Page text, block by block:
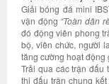
Giải bóng đá mini
vận động “Toàn dân
đó động viên phong
bộ, viên chức, người
tăng cường hoạt động
Trải qua các trận
thi đấu trận chung